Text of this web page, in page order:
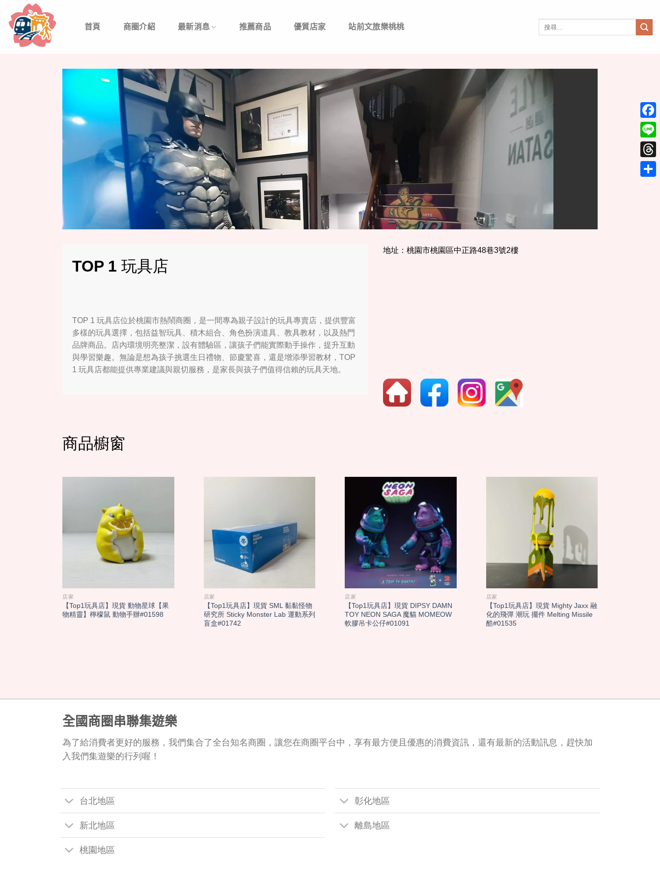
content
首頁 商圈介紹 最新消息 推薦商品 優質店家 站前文旅樂桃桃
TOP 1 玩具店
TOP 1 玩具店位於桃園市熱鬧商圈，是一間專為親子設計的玩具專賣店，提供豐富
多樣的玩具選擇，包括益智玩具、積木組合、角色扮演道具、教具教材，以及熱門
品牌商品。店內環境明亮整潔，設有體驗區，讓孩子們能實際動手操作，提升互動
與學習樂趣。無論是想為孩子挑選生日禮物、節慶驚喜，還是增添學習教材，TOP
1 玩具店都能提供專業建議與親切服務，是家長與孩子們值得信賴的玩具天地。
地址：桃園市桃園區中正路48巷3號2樓
商品櫥窗
店家
【Top1玩具店】現貨 SML 黏黏怪物
研究所 Sticky Monster Lab 運動系列
盲盒#01742
店家
【Top1玩具店】現貨 DIPSY DAMN
TOY NEON SAGA 魔貓 MOMEOW
軟膠吊卡公仔#01091
店家
【Top1玩具店】現貨 Mighty Jaxx 融
化的飛彈 潮玩 擺件 Melting Missile
酷#01535
店家
【Top1玩具店】現貨 動物星球【果
物精靈】檸檬鼠 動物手辦#01598
全國商圈串聯集遊樂
為了給消費者更好的服務，我們集合了全台知名商圈，讓您在商圈平台中，享有最方便且優惠的消費資訊，還有最新的活動訊息，趕快加
入我們集遊樂的行列喔！
台北地區
新北地區
桃園地區
彰化地區
離島地區
Line